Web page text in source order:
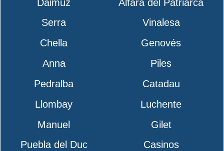
Daimuz
Alfara del Patriarca
Serra
Vinalesa
Chella
Genovés
Anna
Piles
Pedralba
Catadau
Llombay
Luchente
Manuel
Gilet
Puebla del Duc
Casinos